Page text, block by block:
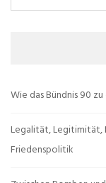
Wie das Bündnis 90
Legalität, Legitimität,
Friedenspolitik